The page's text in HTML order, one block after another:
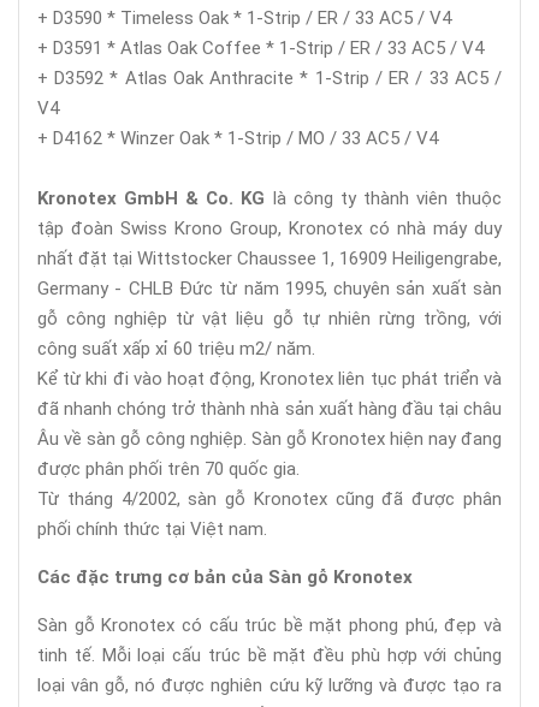
+ D3590 * Timeless Oak * 1-Strip / ER / 33 AC5 / V4
+ D3591 * Atlas Oak Coffee * 1-Strip / ER / 33 AC5 / V4
+ D3592 * Atlas Oak Anthracite * 1-Strip / ER / 33 AC5 /
V4
+ D4162 * Winzer Oak * 1-Strip / MO / 33 AC5 / V4
Kronotex GmbH & Co. KG là công ty thành viên thuộc
tập đoàn Swiss Krono Group, Kronotex có nhà máy duy
nhất đặt tại Wittstocker Chaussee 1, 16909 Heiligengrabe,
Germany - CHLB Đức từ năm 1995, chuyên sản xuất sàn
gỗ công nghiệp từ vật liệu gỗ tự nhiên rừng trồng, với
công suất xấp xỉ 60 triệu m2/ năm.
Kể từ khi đi vào hoạt động, Kronotex liên tục phát triển và
đã nhanh chóng trở thành nhà sản xuất hàng đầu tại châu
Âu về sàn gỗ công nghiệp. Sàn gỗ Kronotex hiện nay đang
được phân phối trên 70 quốc gia.
Từ tháng 4/2002, sàn gỗ Kronotex cũng đã được phân
phối chính thức tại Việt nam.
Các đặc trưng cơ bản của Sàn gỗ Kronotex
Sàn gỗ Kronotex có cấu trúc bề mặt phong phú, đẹp và
tinh tế. Mỗi loại cấu trúc bề mặt đều phù hợp với chủng
loại vân gỗ, nó được nghiên cứu kỹ lưỡng và được tạo ra